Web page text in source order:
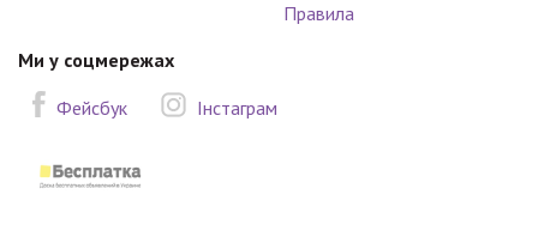
Правила
Ми у соцмережах
Фейсбук
Інстаграм